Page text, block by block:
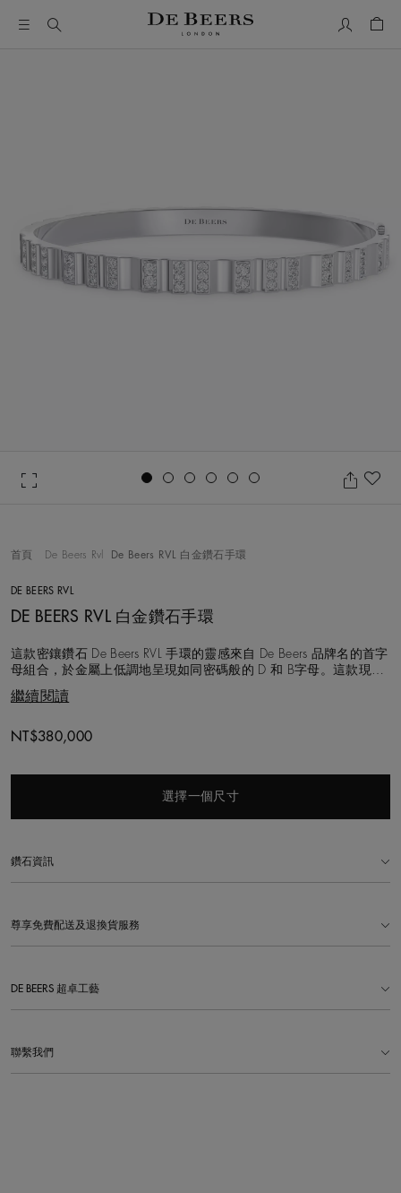
首頁 De Beers Rvl De Beers RVL 白金鑽石手環
DE BEERS RVL
DE BEERS RVL 白金鑽石手環
這款密鑲鑽石 De Beers RVL 手環的靈感來自 De Beers 品牌名的首字
母組合，於金屬上低調地呈現如同密碼般的 D 和 B字母。這款現代
Beers RVL 系列其他珠寶設計互相搭配佩戴。
繼續閱讀
Original price
NT$380,000
選擇一個尺寸
鑽石資訊
尊享免費配送及退換貨服務
DE BEERS 超卓工藝
聯繫我們